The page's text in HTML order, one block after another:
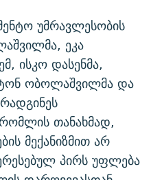
უმრავლესობის
ეკა
ისკო დასენმა,
ობოლაშვილმა და
თანახმად,
მექანიზმით არ
პირს უფლება